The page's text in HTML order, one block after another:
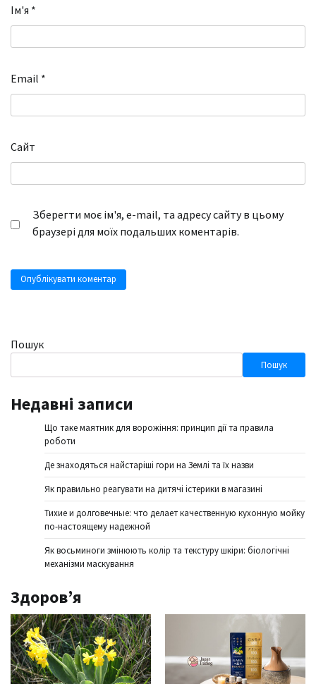
Ім'я *
Email *
Сайт
Зберегти моє ім'я, e-mail, та адресу сайту в цьому
браузері для моїх подальших коментарів.
Пошук
Пошук
Недавні записи
Що таке маятник для ворожіння: принцип дії та правила
роботи
Де знаходяться найстаріші гори на Землі та їх назви
Як правильно реагувати на дитячі істерики в магазині
Тихие и долговечные: что делает качественную кухонную мойку
по-настоящему надежной
Як восьминоги змінюють колір та текстуру шкіри: біологічні
механізми маскування
Здоров’я